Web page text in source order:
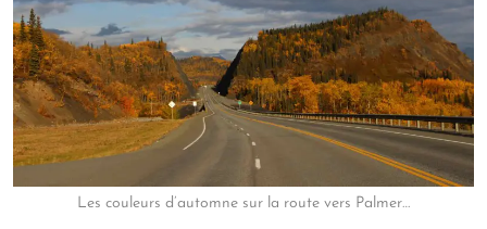
Les couleurs d’automne sur la route vers Palmer…